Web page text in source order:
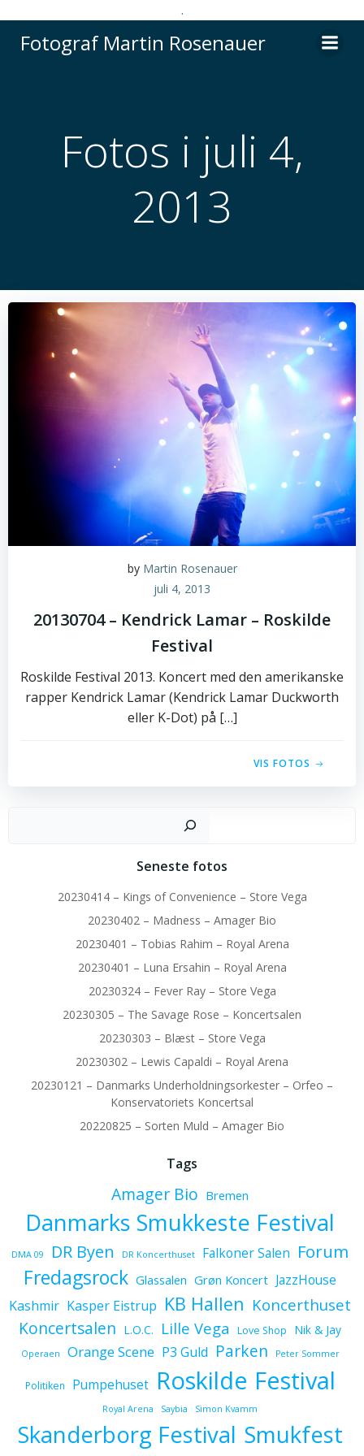
.
til
Fotograf Martin Rosenauer
Fotos i juli 4,
2013
by Martin Rosenauer
juli 4, 2013
20130704 – Kendrick Lamar – Roskilde
Festival
Roskilde Festival 2013. Koncert med den amerikanske
rapper Kendrick Lamar (Kendrick Lamar Duckworth
eller K-Dot) på […]
VIS FOTOS
Seneste fotos
20230414 – Kings of Convenience – Store Vega
20230402 – Madness – Amager Bio
20230401 – Tobias Rahim – Royal Arena
20230401 – Luna Ersahin – Royal Arena
20230324 – Fever Ray – Store Vega
20230305 – The Savage Rose – Koncertsalen
20230303 – Blæst – Store Vega
20230302 – Lewis Capaldi – Royal Arena
20230121 – Danmarks Underholdningsorkester – Orfeo –
Konservatoriets Koncertsal
20220825 – Sorten Muld – Amager Bio
Tags
Amager Bio Bremen
Danmarks Smukkeste Festival
DMA 09 DR Byen DR Koncerthuset Falkoner Salen Forum
Fredagsrock Glassalen Grøn Koncert JazzHouse
Kashmir Kasper Eistrup KB Hallen Koncerthuset
Koncertsalen L.O.C. Lille Vega Love Shop Nik & Jay
Operaen Orange Scene P3 Guld Parken Peter Sommer
Politiken Pumpehuset Roskilde Festival
Royal Arena Saybia Simon Kvamm
Skanderborg Festival Smukfest